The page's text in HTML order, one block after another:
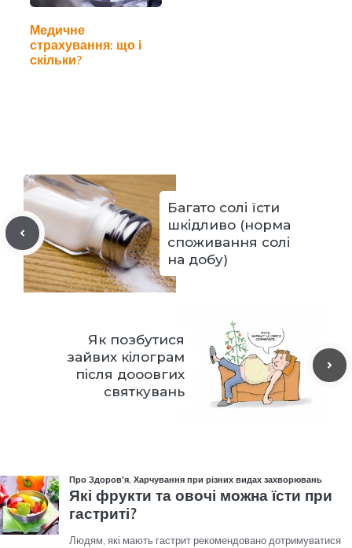
Медичне
страхування: що і
скільки?
Багато солі їсти
шкідливо (норма
споживання солі
на добу)
Як позбутися
зайвих кілограм
після дооовгих
святкувань